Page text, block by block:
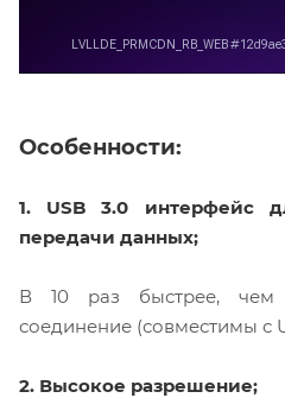
Особенности:
1. USB 3.0 интерфейс
передачи данных;
В 10 раз быстрее, чем
соединение (совместимы с
2. Высокое разрешение;